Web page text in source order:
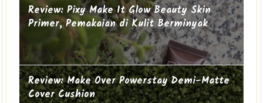
Suami-suami Jauh dari Istri
Cucu ke-19
Review: Pixy Make It Glow Beauty Skin
Primer, Pemakaian di Kulit Berminyak
Review: Make Over Powerstay Demi-Matte
Cover Cushion